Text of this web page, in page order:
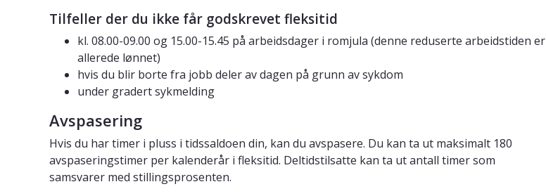
Tilfeller der du ikke får godskrevet fleksitid
kl. 08.00-09.00 og 15.00-15.45 på arbeidsdager i romjula (denne reduserte arbeidstiden er
allerede lønnet)
hvis du blir borte fra jobb deler av dagen på grunn av sykdom
under gradert sykmelding
Avspasering
Hvis du har timer i pluss i tidssaldoen din, kan du avspasere. Du kan ta ut maksimalt 180
avspaseringstimer per kalenderår i fleksitid. Deltidstilsatte kan ta ut antall timer som
samsvarer med stillingsprosenten.